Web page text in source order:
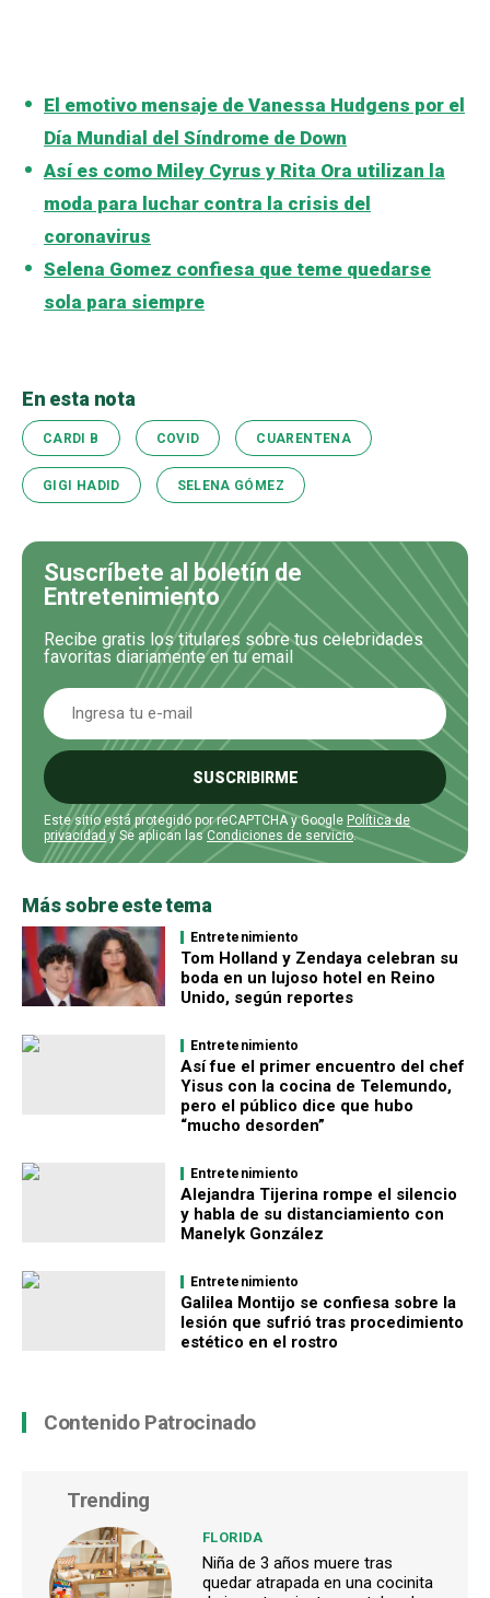
El emotivo mensaje de Vanessa Hudgens por el
Día Mundial del Síndrome de Down
Así es como Miley Cyrus y Rita Ora utilizan la
moda para luchar contra la crisis del
coronavirus
Selena Gomez confiesa que teme quedarse
sola para siempre
En esta nota
CARDI B COVID CUARENTENA
GIGI HADID SELENA GÓMEZ
Suscríbete al boletín de
Entretenimiento
Recibe gratis los titulares sobre tus celebridades
favoritas diariamente en tu email
SUSCRIBIRME
Este sitio está protegido por reCAPTCHA y Google Política de
privacidad y Se aplican lasCondiciones de servicio.
Más sobre este tema
Entretenimiento
Tom Holland y Zendaya celebran su
boda en un lujoso hotel en Reino
Unido, según reportes
Entretenimiento
Así fue el primer encuentro del chef
Yisus con la cocina de Telemundo,
pero el público dice que hubo
“mucho desorden”
Entretenimiento
Alejandra Tijerina rompe el silencio
y habla de su distanciamiento con
Manelyk González
Entretenimiento
Galilea Montijo se confiesa sobre la
lesión que sufrió tras procedimiento
estético en el rostro
Contenido Patrocinado
Trending
FLORIDA
Niña de 3 años muere tras
quedar atrapada en una cocinita